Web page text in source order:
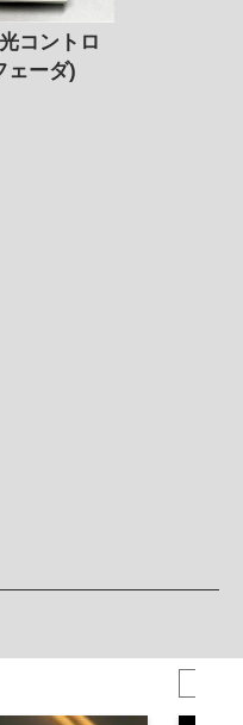
コントロ
ェーダ)